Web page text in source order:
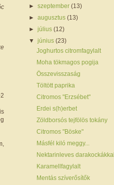
►szeptember(13)
►augusztus(13)
►július(12)
▼június(23)
Joghurtos citromfagylalt
Moha tökmagos pogija
Összevisszaság
Töltött paprika
Citromos "Erzsébet"
Erdei s(h)erbet
Zöldborsós tejfölös tokány
Citromos "Böske"
Másfél kiló meggy...
Nektarinleves darakockákkal
Karamellfagylalt
Mentás szíverősítők